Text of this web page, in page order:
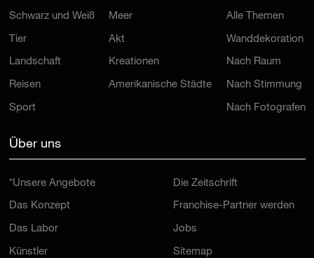
Schwarz und Weiß
Tier
Landschaft
Reisen
Sport
Meer
Akt
Kreationen
Amerikanische Städte
Alle Themen
Wanddekoration
Nach Raum
Nach Stimmung
Nach Fotografen
Über uns
*Unsere Angebote
Das Konzept
Das Labor
Künstler
Die Zeitschrift
Franchise-Partner werden
Jobs
Sitemap